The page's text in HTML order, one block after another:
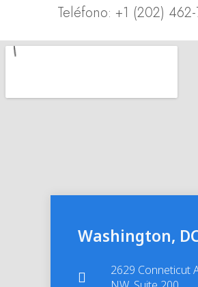
Teléfono: +1 (202) 462-
Washington,
2629 Conneticut